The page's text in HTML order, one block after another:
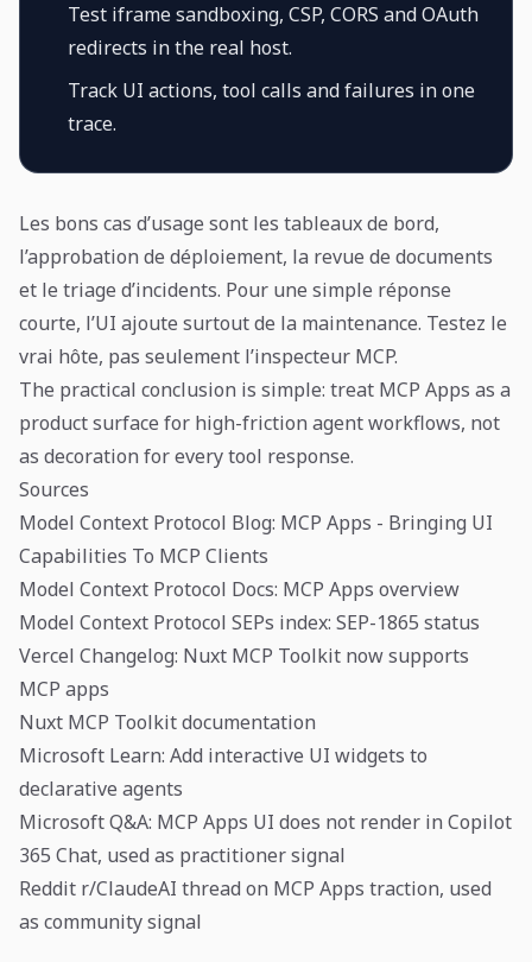
Test iframe sandboxing, CSP, CORS and OAuth
redirects in the real host.
Track UI actions, tool calls and failures in one
trace.
Les bons cas d’usage sont les tableaux de bord,
l’approbation de déploiement, la revue de documents
et le triage d’incidents. Pour une simple réponse
courte, l’UI ajoute surtout de la maintenance. Testez le
vrai hôte, pas seulement l’inspecteur MCP.
The practical conclusion is simple: treat MCP Apps as a
product surface for high-friction agent workflows, not
as decoration for every tool response.
Sources
Model Context Protocol Blog: MCP Apps - Bringing UI
Capabilities To MCP Clients
Model Context Protocol Docs: MCP Apps overview
Model Context Protocol SEPs index: SEP-1865 status
Vercel Changelog: Nuxt MCP Toolkit now supports
MCP apps
Nuxt MCP Toolkit documentation
Microsoft Learn: Add interactive UI widgets to
declarative agents
Microsoft Q&A: MCP Apps UI does not render in Copilot
365 Chat, used as practitioner signal
Reddit r/ClaudeAI thread on MCP Apps traction, used
as community signal